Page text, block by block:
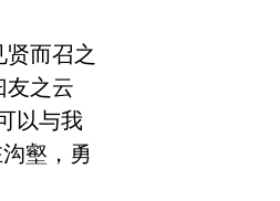
而召之
之云
以与我
壑，勇